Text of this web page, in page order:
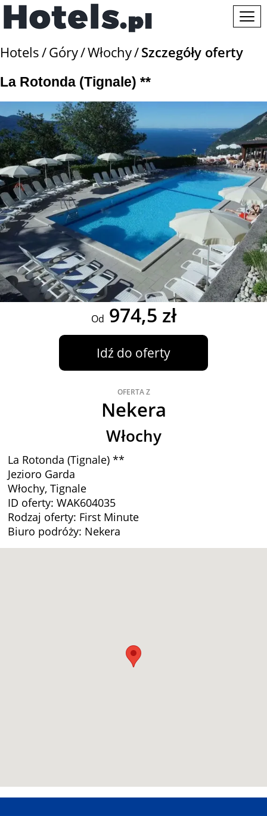
Hotels Góry Włochy Szczegóły oferty
La Rotonda (Tignale) **
Od 974,5 zł
Idź do oferty
OFERTA Z
Nekera
Włochy
La Rotonda (Tignale) **
Jezioro Garda
Włochy, Tignale
ID oferty: WAK604035
Rodzaj oferty: First Minute
Biuro podróży: Nekera